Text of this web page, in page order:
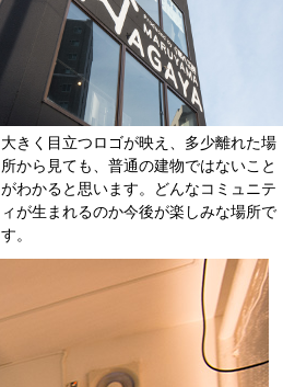
大きく目立つロゴが映え、多少離れた場
所から見ても、普通の建物ではないこと
がわかると思います。どんなコミュニテ
ィが生まれるのか今後が楽しみな場所で
す。